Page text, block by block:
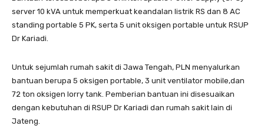
server 10 kVA untuk memperkuat keandalan listrik RS dan 8 AC
standing portable 5 PK, serta 5 unit oksigen portable untuk RSUP
Dr Kariadi.
Untuk sejumlah rumah sakit di Jawa Tengah, PLN menyalurkan
bantuan berupa 5 oksigen portable, 3 unit ventilator mobile,dan
72 ton oksigen lorry tank. Pemberian bantuan ini disesuaikan
dengan kebutuhan di RSUP Dr Kariadi dan rumah sakit lain di
Jateng.